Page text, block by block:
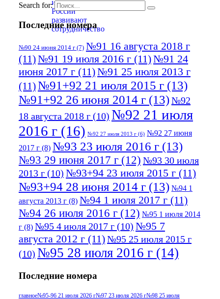
Search for:
Последние номера
№90 24 июня 2014 г (7) №91 16 августа 2018 г
(11)№91 19 июля 2016 г (11)№91 24
июня 2017 г (11)№91 25 июля 2013 г
(11)№91+92 21 июля 2015 г (13)
№91+92 26 июня 2014 г (13)№92
18 августа 2018 г (10) №92 21 июля
2016 г (16) №92 27 июля 2013 г (6) №92 27 июня
2017 г (8) №93 23 июля 2016 г (13)
№93 29 июня 2017 г (12) №93 30 июля
2013 г (10) №93+94 23 июля 2015 г (11)
№93+94 28 июня 2014 г (13) №94 1
августа 2013 г (8) №94 1 июля 2017 г (11)
№94 26 июля 2016 г (12) №95 1 июля 2014
г (8) №95 4 июля 2017 г (10) №95 7
августа 2012 г (11)№95 25 июля 2015 г
(10) №95 28 июля 2016 г (14)
июля 2017 г(11)№96 9 августа 2012
г(13) №96 28 июля 2015 г(9) №96+97 3
Последние номера
главное№95-96 21 июля 2026 г№97 23 июля 2026 г№98 25 июля